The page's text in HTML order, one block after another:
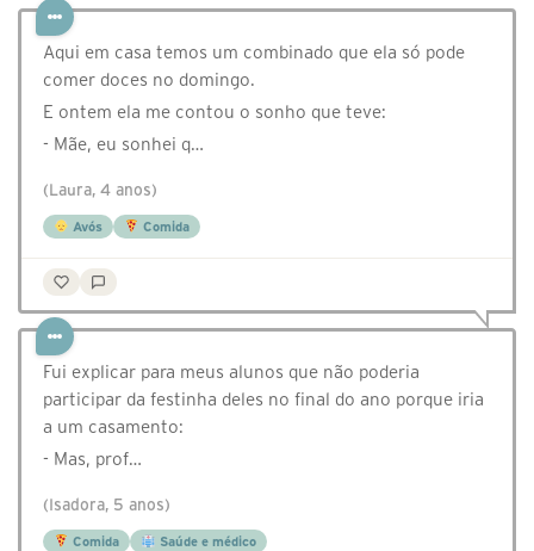
Aqui em casa temos um combinado que ela só pode
comer doces no domingo.
E ontem ela me contou o sonho que teve:
- Mãe, eu sonhei q…
(Laura, 4 anos)
Avós Comida
Fui explicar para meus alunos que não poderia
participar da festinha deles no final do ano porque iria
a um casamento:
- Mas, prof…
(Isadora, 5 anos)
Comida Saúde e médico